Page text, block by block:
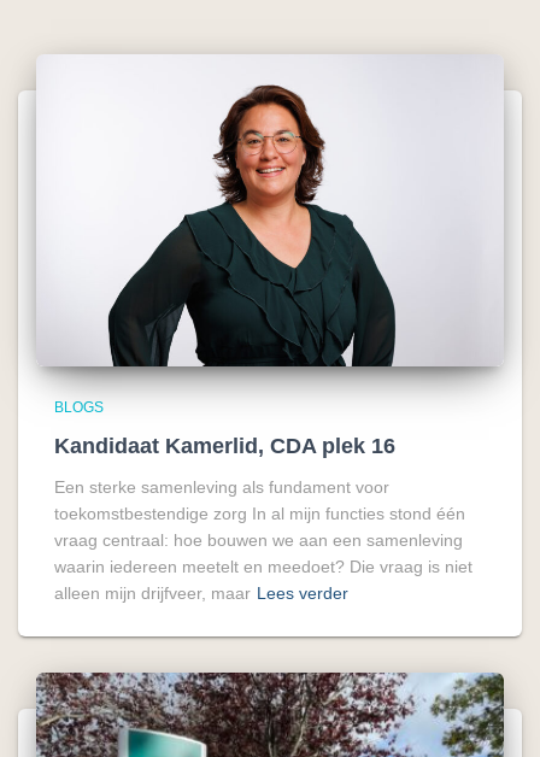
BLOGS
Kandidaat Kamerlid, CDA plek 16
Een sterke samenleving als fundament voor
toekomstbestendige zorg In al mijn functies stond één
vraag centraal: hoe bouwen we aan een samenleving
waarin iedereen meetelt en meedoet? Die vraag is niet
alleen mijn drijfveer, maar Lees verder